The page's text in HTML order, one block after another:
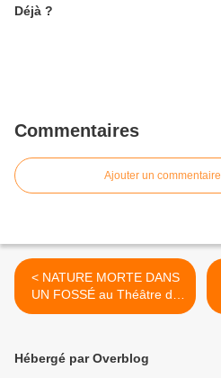
Déjà ?
Commentaires
Ajouter un commentaire
< NATURE MORTE DANS
UN FOSSÉ au Théâtre du
Gymnase
Hébergé par Overblog